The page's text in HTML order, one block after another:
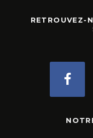
RETROUVEZ-